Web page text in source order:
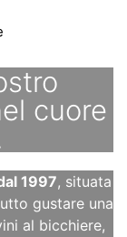
cuore
1997, situata
gustare una
al bicchiere,